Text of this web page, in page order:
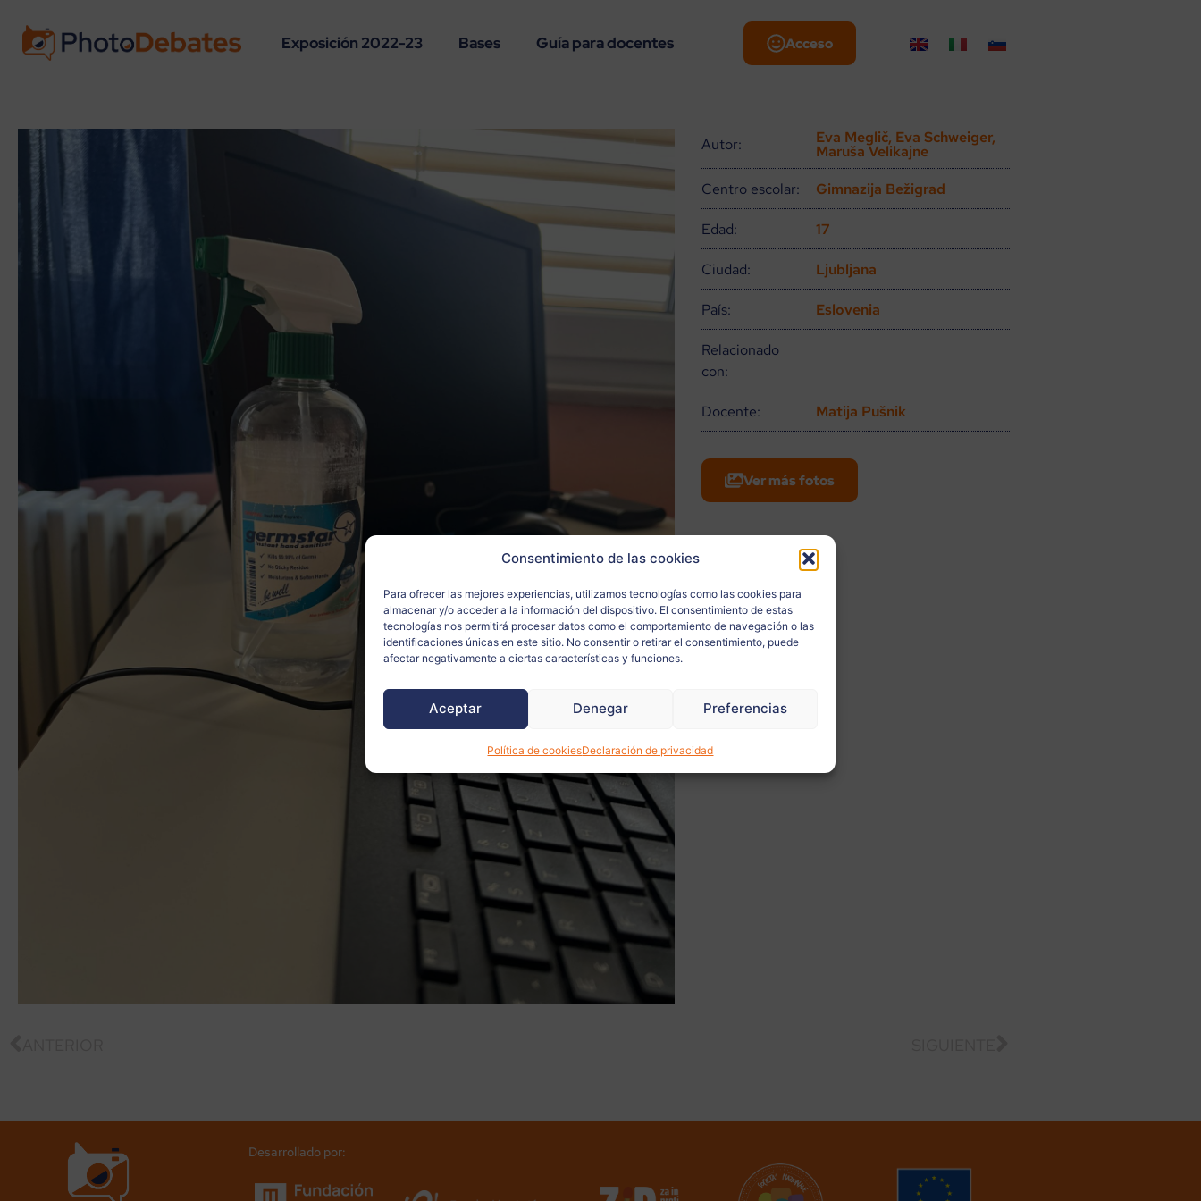
Consentimiento de las cookies
Para ofrecer las mejores experiencias, utilizamos tecnologías como las cookies para
almacenar y/o acceder a la información del dispositivo. El consentimiento de estas
tecnologías nos permitirá procesar datos como el comportamiento de navegación o las
identificaciones únicas en este sitio. No consentir o retirar el consentimiento, puede
afectar negativamente a ciertas características y funciones.
Aceptar Denegar Preferencias
Política de cookiesDeclaración de privacidad
Exposición 2022-23 Bases Guía para docentes Acceso
Autor: Eva Meglič, Eva Schweiger,
Maruša Velikajne
Centro escolar:
Gimnazija Bežigrad
Edad: 17
Ciudad: Ljubljana
País: Eslovenia
Relacionado
con:
Docente: Matija Pušnik
Ver más fotos
Desarrollado por: